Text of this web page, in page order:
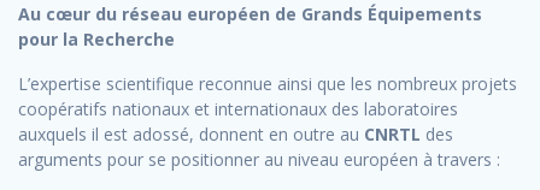
Au cœur du réseau européen de Grands Équipements
pour la Recherche
L’expertise scientifique reconnue ainsi que les nombreux projets
coopératifs nationaux et internationaux des laboratoires
auxquels il est adossé, donnent en outre au CNRTL des
arguments pour se positionner au niveau européen à travers :